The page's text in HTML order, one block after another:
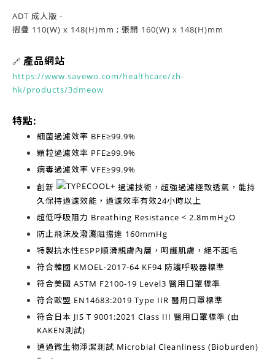
ADT 成人版 -
摺疊 110(W) x 148(H)mm ; 張開 160(W) x 148(H)mm
🔗 產品網站
https://www.savewo.com/healthcare/zh-
hk/products/3dmeow
特點:
細菌過濾效率 BFE≥99.9%
顆粒過濾效率 PFE≥99.9%
病毒過濾效率 VFE≥99.9%
創新
過濾技術，超強過濾極致透氣，能持
久保持過濾效能，過濾效率有效24小時以上
超低呼吸阻力 Breathing Resistance < 2.8mmH2O
防止飛沫及潑濺阻擋達 160mmHg
特製抗水性ESPP順滑親膚內層，呵護肌膚，絕不起毛
符合韓國 KMOEL-2017-64 KF94 防護呼吸器標準
符合美國 ASTM F2100-19 Level3 醫用口罩標準
符合歐盟 EN14683:2019 Type IIR 醫用口罩標準
符合日本 JIS T 9001:2021 Class III 醫用口罩標準 (由
KAKEN測試)
通過微生物淨潔測試 Microbial Cleanliness (Bioburden)